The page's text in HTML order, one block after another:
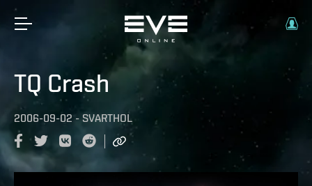
TQ Crash
2006-09-02 - SVARTHOL